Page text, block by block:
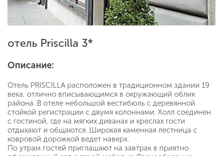
отель Priscilla 3*
Описание:
Отель PRISCILLA расположен в традиционном здании 19
века, отлично вписывающимся в окружающий облик
района. В отеле небольшой вестибюль с деревянной
стойкой регистрации с двумя колоннами. Холл соединен
с гостиной, где на мягких диванах и креслах гости
отдыхают и общаются. Широкая каменная лестница с
ковровой дорожкой ведет наверх.
По утрам гостей приглашают на завтрак в приятно